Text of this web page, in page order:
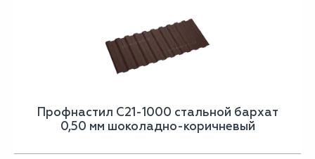
Профнастил С21-1000 стальной бархат
0,50 мм шоколадно-коричневый